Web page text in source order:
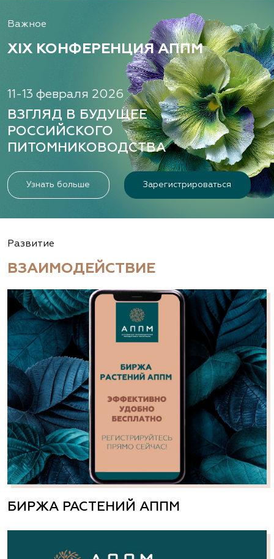
Важное
XIX КОНФЕРЕНЦИЯ АППМ
11-13 февраля 2026
ВЗГЛЯД В БУДУЩЕЕ
РОССИЙСКОГО
ПИТОМНИКОВОДСТВА
Узнать больше Зарегистрироваться
Развитие
ВЗАИМОДЕЙСТВИЕ
БИРЖА РАСТЕНИЙ АППМ